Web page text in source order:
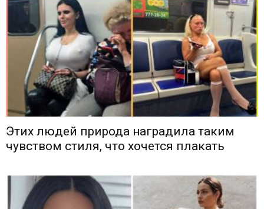
Этих людей природа наградила таким
чувством стиля, что хочется плакать